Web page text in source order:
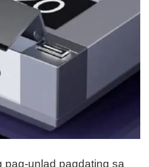
pag-unlad pagdating sa